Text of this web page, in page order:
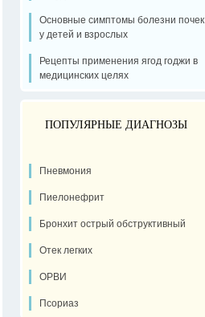
Основные симптомы болезни почек
у детей и взрослых
Рецепты применения ягод годжи в
медицинских целях
ПОПУЛЯРНЫЕ ДИАГНОЗЫ
Пневмония
Пиелонефрит
Бронхит острый обструктивный
Отек легких
ОРВИ
Псориаз